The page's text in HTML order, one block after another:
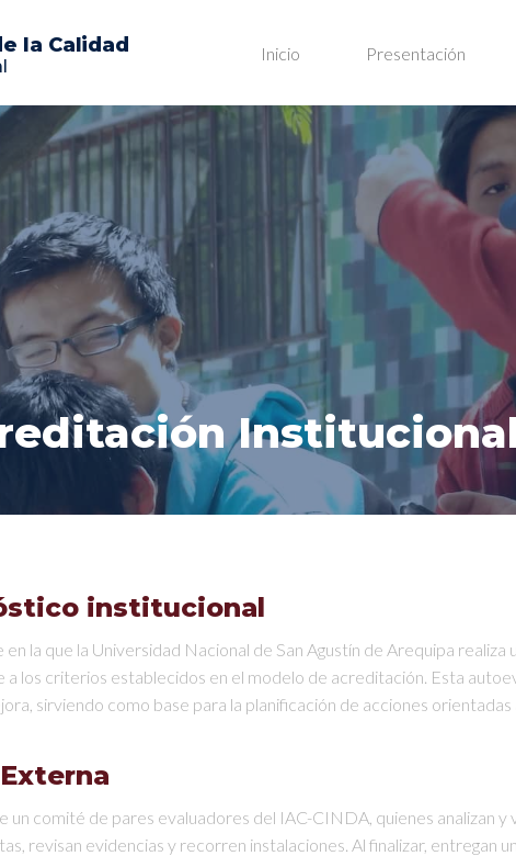
la Calidad Inicio Presentación
institucional
la que la Universidad Nacional de San Agustín de Arequipa
a los criterios establecidos en el modelo de acreditación. Esta
sirviendo como base para la planificación de acciones orientadas
un comité de pares evaluadores del IAC-CINDA, quienes analizan
revisan evidencias y recorren instalaciones. Al finalizar,